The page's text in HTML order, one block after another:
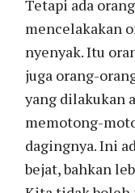
Tetapi ada
mencelakakan
nyenyak. Itu
juga orang-
yang dilakukan
memotong-
dagingnya. Ini
bejat, bahkan